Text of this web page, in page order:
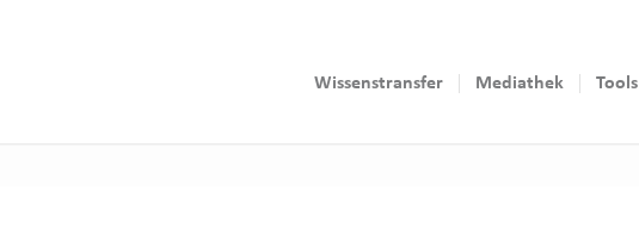
Wissenstransfer Mediathek Tools